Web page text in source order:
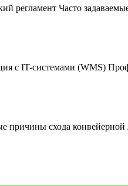
регламент Часто
с IT-системами (WMS)
причины схода конвейерной